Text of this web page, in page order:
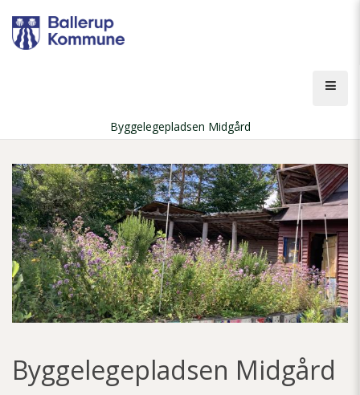
hovedindhold
Byggelegepladsen Midgård
Byggelegepladsen Midgård